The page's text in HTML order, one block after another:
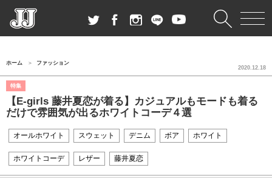
ホーム ファッション
特集
【E-girls 藤井夏恋が着る】カジュアルもモードも着る
だけで雰囲気が出るホワイトコーデ４選
2020.12.18
オールホワイト スウェット デニム ボア ホワイト
ホワイトコーデ レザー 藤井夏恋